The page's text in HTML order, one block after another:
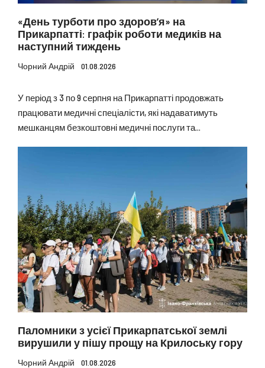
«День турботи про здоровʼя» на
Прикарпатті: графік роботи медиків на
наступний тиждень
Чорний Андрій 01.08.2026
У період з 3 по 9 серпня на Прикарпатті продовжать
працювати медичні спеціалісти, які надаватимуть
мешканцям безкоштовні медичні послуги та...
Паломники з усієї Прикарпатської землі
вирушили у пішу прощу на Крилоську гору
Чорний Андрій 01.08.2026